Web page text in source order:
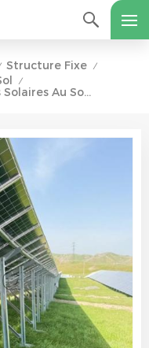
Structure Fixe /
/
Systèmes De Rayonnages Solaires Au Sol En Acier Revêtu De Zn-Al-Mg À Haute Durabilité